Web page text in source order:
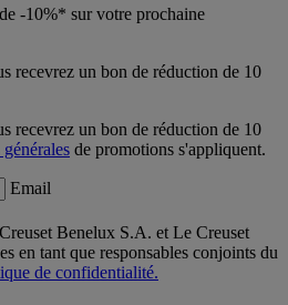
-10%* sur votre prochaine
recevrez un bon de réduction de 10
recevrez un bon de réduction de 10
de promotions s'appliquent.
Email
Benelux S.A. et Le Creuset
en tant que responsables conjoints du
de confidentialité.